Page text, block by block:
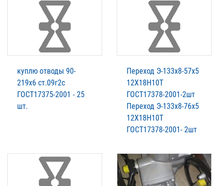
куплю отводы 90-
219х6 ст.09г2с
ГОСТ17375-2001 - 25
шт.
Переход Э-133х8-57х5
12Х18Н10Т
ГОСТ17378-2001-2шт
Переход Э-133х8-76х5
12Х18Н10Т
ГОСТ17378-2001- 2шт